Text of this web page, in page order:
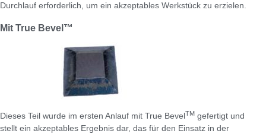
Durchlauf erforderlich, um ein akzeptables Werkstück zu erzielen.
Mit True Bevel™
Dieses Teil wurde im ersten Anlauf mit True BevelTM gefertigt und
stellt ein akzeptables Ergebnis dar, das für den Einsatz in der